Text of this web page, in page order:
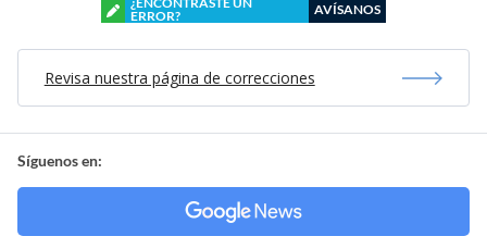
ERROR?
AVÍSANOS
Revisa nuestra página de correcciones
Síguenos en: